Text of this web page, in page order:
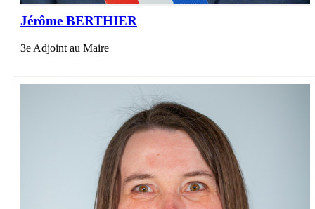
Jérôme BERTHIER
3e Adjoint au Maire